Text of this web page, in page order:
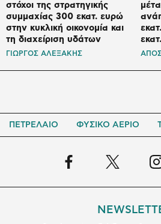
στόχοι της στρατηγικής
συμμαχίας 300 εκατ. ευρώ
στην κυκλική οικονομία και
τη διαχείριση υδάτων
ΓΙΩΡΓΟΣ ΑΛΕΞΑΚΗΣ
ΠΕΤΡΕΛΑΙΟ ΦΥΣΙΚΟ ΑΕΡΙΟ